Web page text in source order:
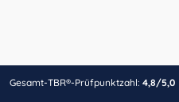
Gesamt-TBR®-Prüfpunktzahl: 4,8/5,0